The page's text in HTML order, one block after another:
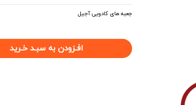
جعبه های کادویی آجیل
افـزودن به سبـد خـرید